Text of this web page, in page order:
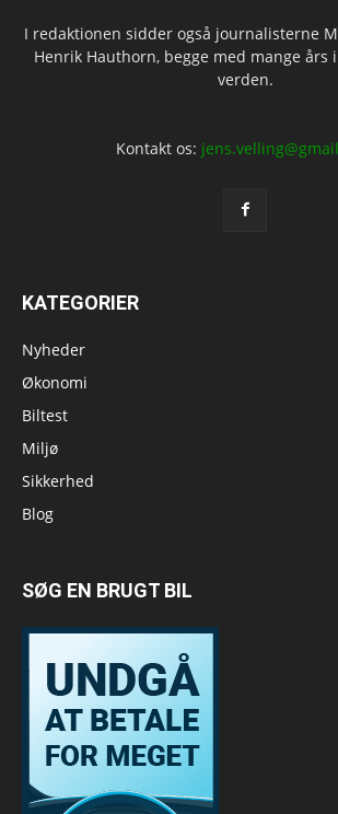
I redaktionen sidder også journalisterne
Henrik Hauthorn, begge med mange års
verden.
Kontakt os:
KATEGORIER
Nyheder
Økonomi
Biltest
Miljø
Sikkerhed
Blog
SØG EN BRUGT BIL